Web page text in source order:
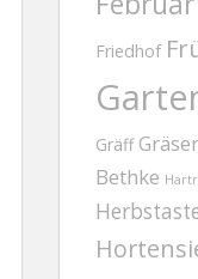
Friedhof
Gräff Gräser
Bethke